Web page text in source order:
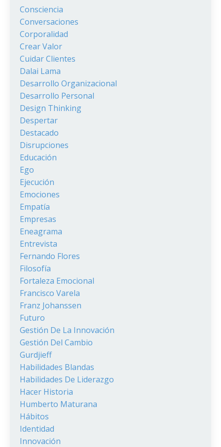
Consciencia
Conversaciones
Corporalidad
Crear Valor
Cuidar Clientes
Dalai Lama
Desarrollo Organizacional
Desarrollo Personal
Design Thinking
Despertar
Destacado
Disrupciones
Educación
Ego
Ejecución
Emociones
Empatía
Empresas
Eneagrama
Entrevista
Fernando Flores
Filosofía
Fortaleza Emocional
Francisco Varela
Franz Johanssen
Futuro
Gestión De La Innovación
Gestión Del Cambio
Gurdjieff
Habilidades Blandas
Habilidades De Liderazgo
Hacer Historia
Humberto Maturana
Hábitos
Identidad
Innovación